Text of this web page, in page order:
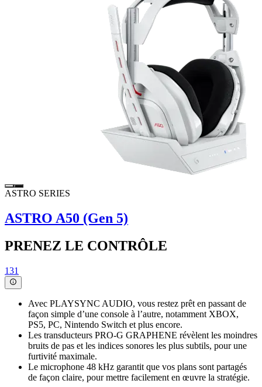
ASTRO SERIES
ASTRO A50 (Gen 5)
PRENEZ LE CONTRÔLE
131
Avec PLAYSYNC AUDIO, vous restez prêt en passant de
façon simple d’une console à l’autre, notamment XBOX,
PS5, PC, Nintendo Switch et plus encore.
Les transducteurs PRO-G GRAPHENE révèlent les moindres
bruits de pas et les indices sonores les plus subtils, pour une
furtivité maximale.
Le microphone 48 kHz garantit que vos plans sont partagés
de façon claire, pour mettre facilement en œuvre la stratégie.